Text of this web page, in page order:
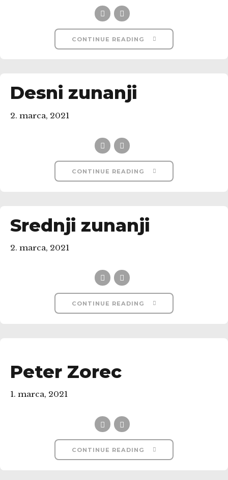
CONTINUE READING
Desni zunanji
2. marca, 2021
CONTINUE READING
Srednji zunanji
2. marca, 2021
CONTINUE READING
Peter Zorec
1. marca, 2021
CONTINUE READING